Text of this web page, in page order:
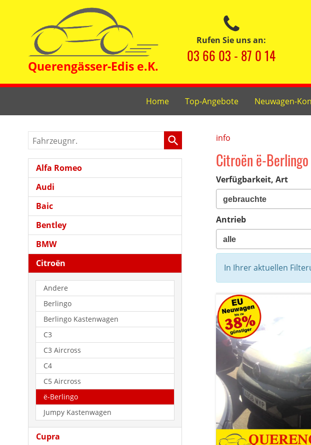
Rufen Sie uns an:
03 66 03 - 87 0 14
Home Top-Angebote Neuwagen-
info
Citroën ë-Berlingo
Verfügbarkeit, Art
Antrieb
In Ihrer aktuellen
Fahrzeugnr.
Alfa Romeo
Audi
Baic
Bentley
BMW
Citroën
Andere
Berlingo
Berlingo Kastenwagen
C3
C3 Aircross
C4
C5 Aircross
ë-Berlingo
Jumpy Kastenwagen
Cupra